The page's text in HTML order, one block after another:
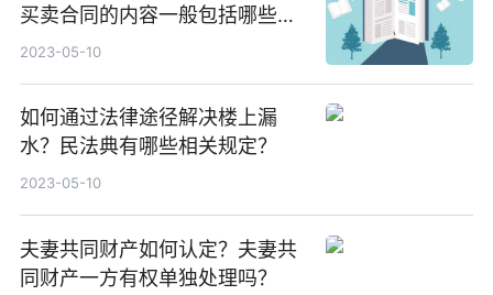
买卖合同的内容一般包括哪些
呢？
2023-05-10
如何通过法律途径解决楼上漏
水？民法典有哪些相关规定？
2023-05-10
夫妻共同财产如何认定？夫妻共
同财产一方有权单独处理吗？